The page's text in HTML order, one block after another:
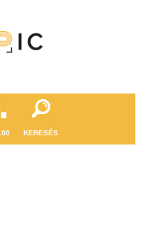
KERESÉS